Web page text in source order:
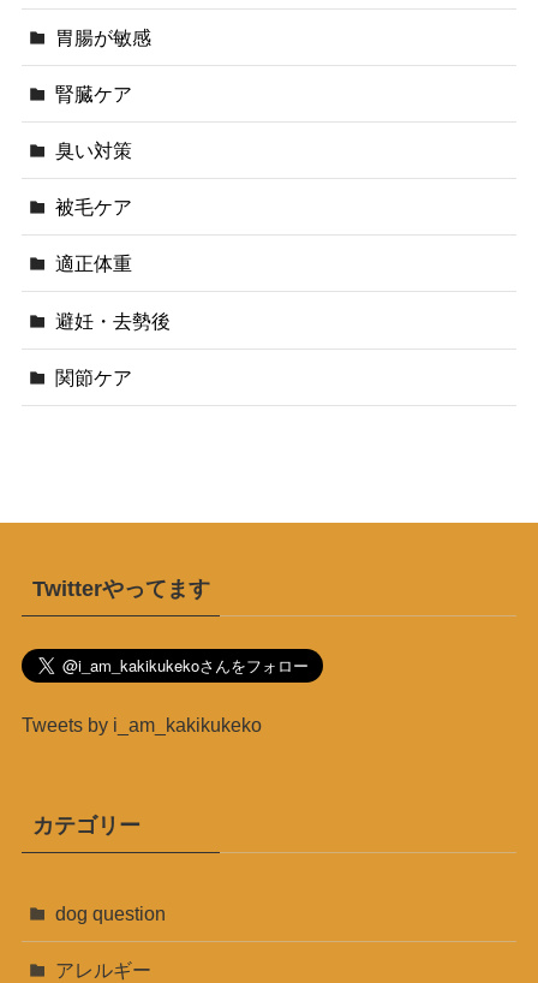
胃腸が敏感
腎臓ケア
臭い対策
被毛ケア
適正体重
避妊・去勢後
関節ケア
Twitterやってます
Tweets by i_am_kakikukeko
カテゴリー
dog question
アレルギー